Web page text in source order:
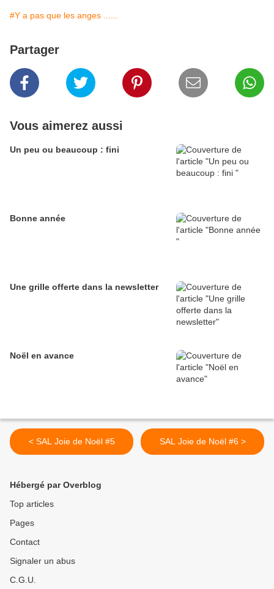
#Y a pas que les anges ......
Partager
Vous aimerez aussi
Un peu ou beaucoup : fini
Bonne année
Une grille offerte dans la newsletter
Noël en avance
< SAL Joie de Noël #5 SAL Joie de Noël #6 >
Hébergé par Overblog
Top articles
Pages
Contact
Signaler un abus
C.G.U.